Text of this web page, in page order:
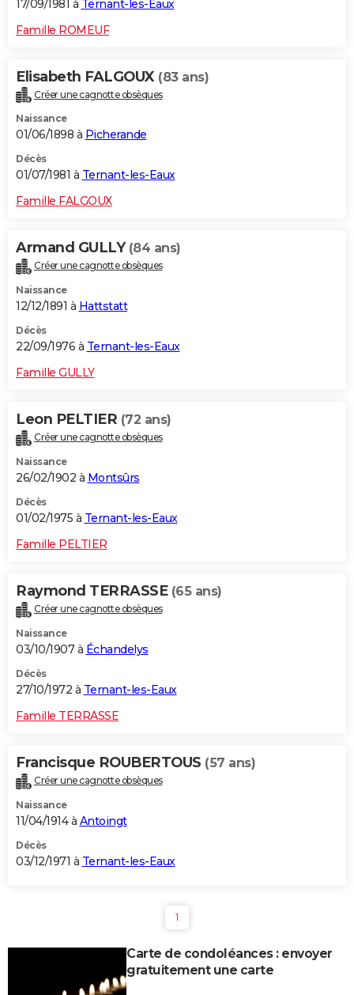
17/09/1981 à Ternant-les-Eaux
Famille ROMEUF
Elisabeth FALGOUX (83 ans)
Créer une cagnotte obsèques
Naissance
01/06/1898 à Picherande
Décès
01/07/1981 à Ternant-les-Eaux
Famille FALGOUX
Armand GULLY (84 ans)
Créer une cagnotte obsèques
Naissance
12/12/1891 à Hattstatt
Décès
22/09/1976 à Ternant-les-Eaux
Famille GULLY
Leon PELTIER (72 ans)
Créer une cagnotte obsèques
Naissance
26/02/1902 à Montsûrs
Décès
01/02/1975 à Ternant-les-Eaux
Famille PELTIER
Raymond TERRASSE (65 ans)
Créer une cagnotte obsèques
Naissance
03/10/1907 à Échandelys
Décès
27/10/1972 à Ternant-les-Eaux
Famille TERRASSE
Francisque ROUBERTOUS (57 ans)
Créer une cagnotte obsèques
Naissance
11/04/1914 à Antoingt
Décès
03/12/1971 à Ternant-les-Eaux
1
Carte de condoléances : envoyer
gratuitement une carte